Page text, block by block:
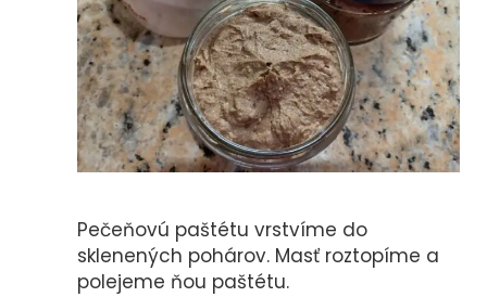
Pečeňovú paštétu vrstvíme do
sklenených pohárov. Masť roztopíme a
polejeme ňou paštétu.